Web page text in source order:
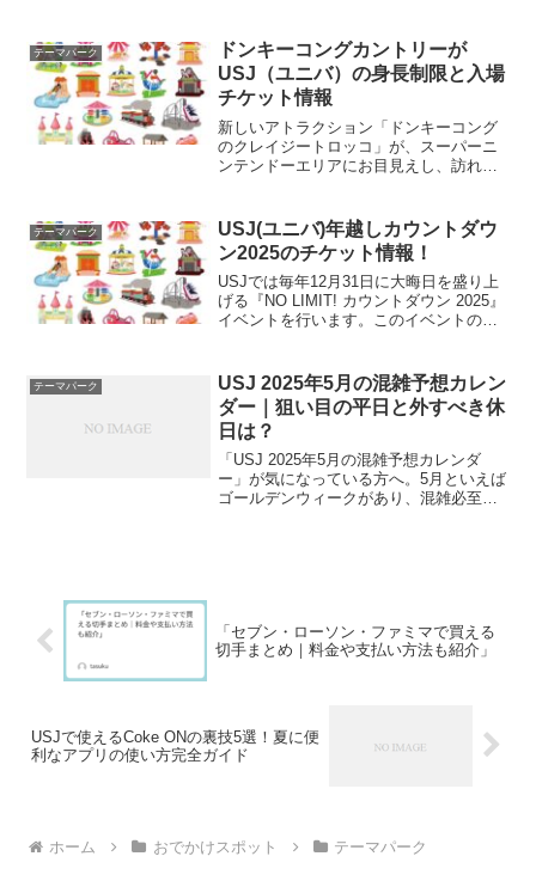
れており、例年より混みそうだなと思っ
ています。2025年2...
テーマパーク
ドンキーコングカントリーが
USJ（ユニバ）の身長制限と入場
チケット情報
新しいアトラクション「ドンキーコング
のクレイジートロッコ」が、スーパーニ
ンテンドーエリアにお目見えし、訪れる
ーのような構造で知られており、訪れる
前から多くの話題を呼んで...
テーマパーク
USJ(ユニバ)年越しカウントダウ
ン2025のチケット情報！
USJでは毎年12月31日に大晦日を盛り上
げる『NO LIMIT! カウントダウン 2025』
イベントを行います。このイベントのチ
ます。特に申し込み開始直後には売り切
れ...
テーマパーク
USJ 2025年5月の混雑予想カレン
ダー｜狙い目の平日と外すべき休
日は？
「USJ 2025年5月の混雑予想カレンダ
ー」が気になっている方へ。5月といえば
ゴールデンウィークがあり、混雑必至の
「セブン・ローソン・ファミマで買える
切手まとめ｜料金や支払い方法も紹介」
USJで使えるCoke ONの裏技5選！夏に便
利なアプリの使い方完全ガイド
ホーム おでかけスポット テーマパーク